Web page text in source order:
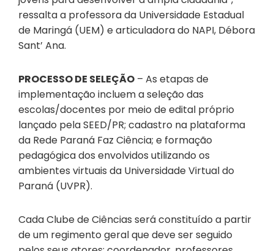
ressalta a professora da Universidade Estadual
de Maringá (UEM) e articuladora do NAPI, Débora
Sant’ Ana.
PROCESSO DE SELEÇÃO – As etapas de
implementação incluem a seleção das
escolas/docentes por meio de edital próprio
lançado pela SEED/PR; cadastro na plataforma
da Rede Paraná Faz Ciência; e formação
pedagógica dos envolvidos utilizando os
ambientes virtuais da Universidade Virtual do
Paraná (UVPR).
Cada Clube de Ciências será constituído a partir
de um regimento geral que deve ser seguido